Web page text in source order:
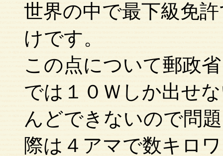
世界の中で最下級免
けです。
この点について郵政
では１０Ｗしか出せ
んどできないので問
際は４アマで数キロ